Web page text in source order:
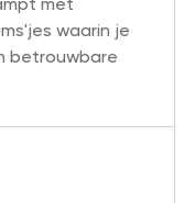
waarin je
betrouwbare